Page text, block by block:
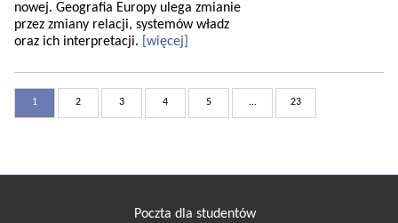
nowej. Geografia Europy ulega zmianie
przez zmiany relacji, systemów władz
oraz ich interpretacji.
[więcej]
1 2 3 4 5 ... 23
Poczta dla studentów